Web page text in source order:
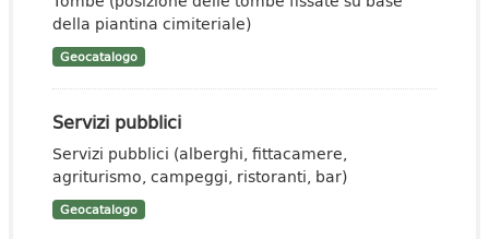
della piantina cimiteriale)
Geocatalogo
Servizi pubblici
Servizi pubblici (alberghi, fittacamere,
agriturismo, campeggi, ristoranti, bar)
Geocatalogo